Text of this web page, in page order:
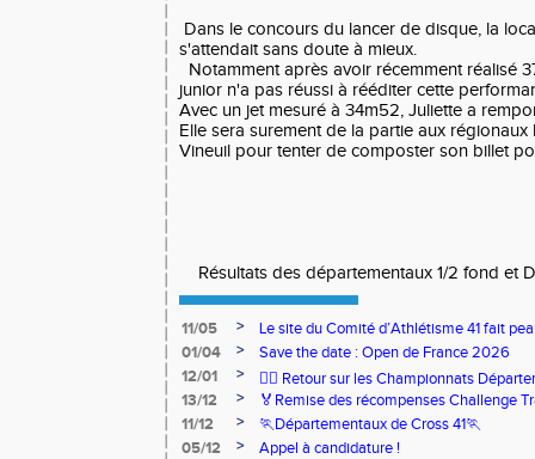
Dans le concours du lancer de disque, la
s'attendait sans doute à mieux.
Notamment après avoir récemment réalisé
junior n'a pas réussi à rééditer cette
Avec un jet mesuré à 34m52, Juliette a
Elle sera surement de la partie aux
Vineuil pour tenter de composter son billet
Résultats des départementaux 1/2 fond et
11/05 >
Le site du Comité d’Athlétisme 41 fait
01/04
>
Save the date : Open de France 2026
12/01
>
🏃‍♂️ Retour sur les Championnats
13/12
>
🏅Remise des récompenses Challenge
11/12
>
🏃Départementaux de Cross 41🏃
05/12
>
Appel à candidature !